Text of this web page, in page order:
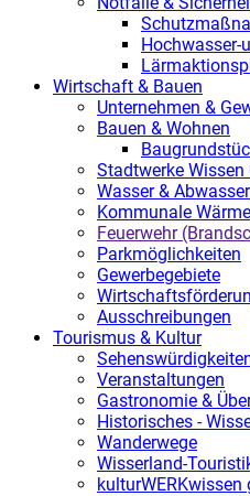
Hochwasser-
Wirtschaft & Bauen
Unternehmen &
Bauen & Wohnen
Stadtwerke Wissen
Wasser & Abwasser
Kommunale
Feuerwehr
Parkmöglichkeiten
Gewerbegebiete
Ausschreibungen
Tourismus & Kultur
Veranstaltungen
Gastronomie &
Historisches -
Wanderwege
Wisserland-
kulturWERKwissen